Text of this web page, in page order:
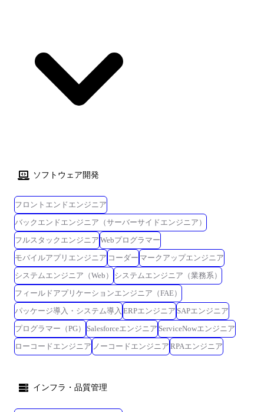
とローコードツールを活用したIF構築を対応 2022年 技術係長へ昇格
2023年 建機業界での品質保証システムを活用したデータ連携基盤構築
において、アーキテクチャ検討・技術検証を対応
アント開発やAPIやバッチ処理、データベース設計、開発などのバックエ
ンド開発など案件に応じてさまざまな局面、技術をご経験いただきま
年 入社。生産準備システム開発において設計からリリースまでを担当
社向け基幹システムにおいてプロジェクトリーダーとしてプロジェクト
ロジェクトマネージャーとしてプロジェクト推進における管理を担当
2024年 次長へ昇格 ・テクニカルスペシャリスト 2015年 入社。ワー
クフローシステム開発にて設計からリリースまでを担当 2016年 リーダ
ー、サブチーフへ昇格 2017年 社内でのPoC活動として、ブロックチェ
ーンを使った技術検証を実施 2019年 オンラインショップ向け共通API
基盤構築開発にて、AWSを活用したサーバレスアプリケーションの開発
を対応 スクラムマスターとしてスクラムチーム運営を実施。主任技師へ
昇格 2021年 物流業界向けのデータ分析基盤構築を対応を実施するデー
タ分析基盤構築において 各種基幹システムとのIF要件の取りまとめとロ
ーコードツールを活用したIF構築を対応 2022年 技術係長へ昇格 2023
年 建機業界での品質保証システムを活用したデータ連携基盤構築にお
いて、アーキテクチャ検討・技術検証を対応
ソフトウェア開発
フロントエンドエンジニア
バックエンドエンジニア（サーバーサイドエンジニア）
フルスタックエンジニア Webプログラマー
モバイルアプリエンジニア コーダー マークアップエンジニア
システムエンジニア（Web）
システムエンジニア（業務系）
フィールドアプリケーションエンジニア（FAE）
パッケージ導入・システム導入 ERPエンジニア SAPエンジニア
プログラマー（PG）
Salesforceエンジニア ServiceNowエンジニア
ローコードエンジニア ノーコードエンジニア RPAエンジニア
インフラ・品質管理